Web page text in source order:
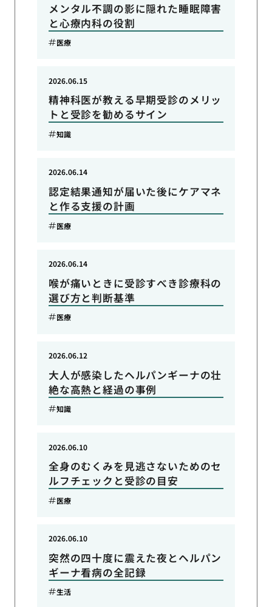
メンタル不調の影に隠れた睡眠障害
と心療内科の役割
医療
精神科医が教える早期受診のメリッ
トと受診を勧めるサイン
2026.06.15
知識
認定結果通知が届いた後にケアマネ
と作る支援の計画
2026.06.14
医療
喉が痛いときに受診すべき診療科の
選び方と判断基準
2026.06.14
医療
大人が感染したヘルパンギーナの壮
絶な高熱と経過の事例
2026.06.12
知識
全身のむくみを見逃さないためのセ
ルフチェックと受診の目安
2026.06.10
医療
突然の四十度に震えた夜とヘルパン
ギーナ看病の全記録
2026.06.10
生活